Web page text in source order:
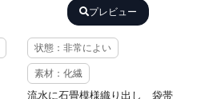
プレビュー
状態：非常によい
素材：化繊
流水に石畳模様織り出し 袋帯